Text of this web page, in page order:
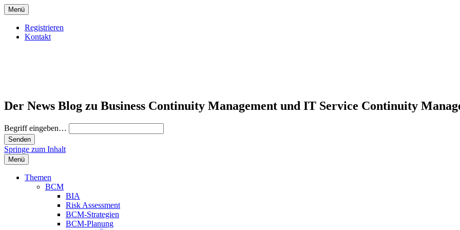
Menü
Registrieren
Kontakt
Der News Blog zu Business Continuity Management und IT Service Continuity
Begriff eingeben…
Springe zum Inhalt
Menü
Themen
BCM
BIA
Risk Assessment
BCM-Strategien
BCM-Planung